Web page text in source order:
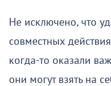
Не исключено, что
совместных
когда-то оказали
они могут взять на